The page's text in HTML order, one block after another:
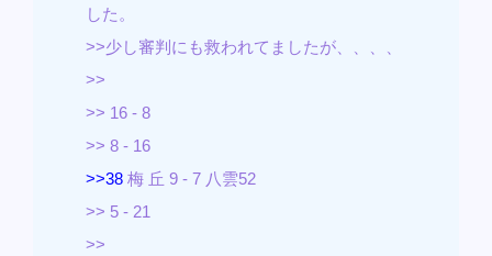
した。
>>少し審判にも救われてましたが、、、、
>>
>> 16 - 8
>> 8 - 16
>>38 梅 丘 9 - 7 八雲52
>> 5 - 21
>>